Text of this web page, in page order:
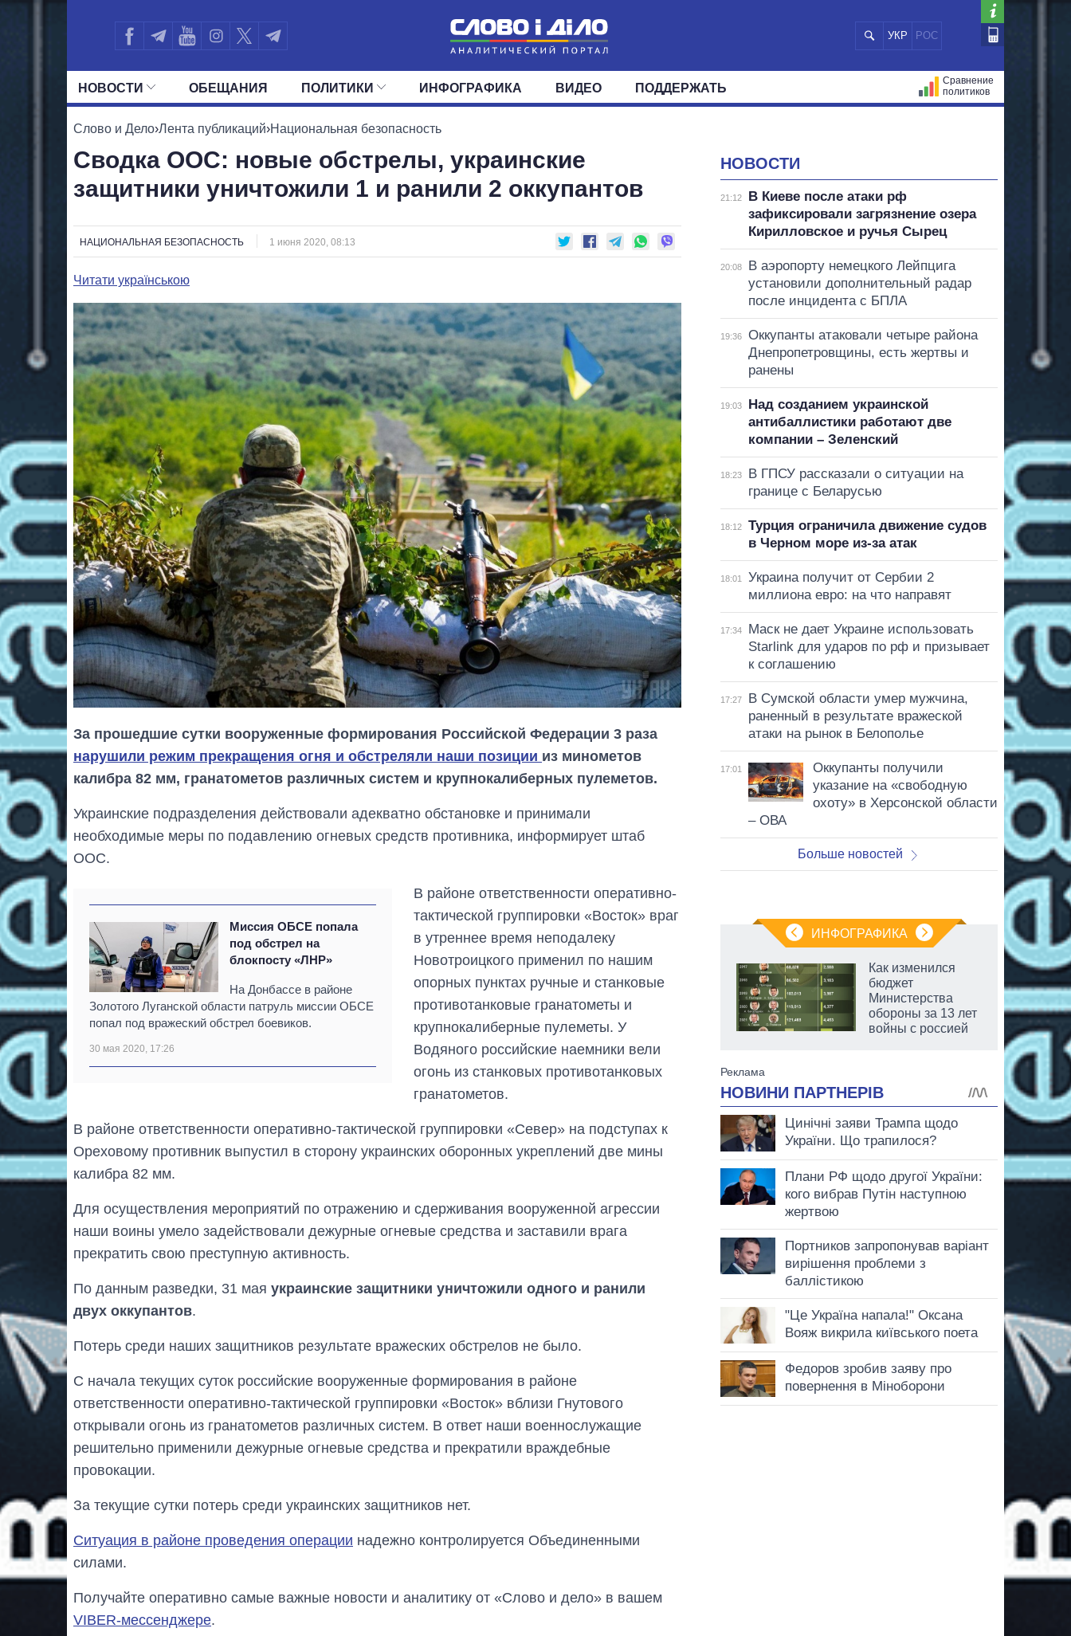
УКР РОС
НОВОСТИ
ЛЕНТА СОБЫТИЯ
ПОЛИТИКА ЭКОНОМИКА ОБЩЕСТВО
ОБЕЩАНИЯ ПОЛИТИКИ
ВСЕ ПОЛИТИКИ ПРЕЗИДЕНТ И ОФИС ВЕРХОВНАЯ РАДА
ДЕПУТАТЫ КОМИТЕТЫ ФРАКЦИИ
ИНФОГРАФИКА ВИДЕО ПОДДЕРЖАТЬ
Сравнение
политиков
Слово и Дело›Лента публикаций›Национальная безопасность
Сводка ООС: новые обстрелы, украинские
защитники уничтожили 1 и ранили 2 оккупантов
НАЦИОНАЛЬНАЯ БЕЗОПАСНОСТЬ 1 июня 2020, 08:13
Читати українською
За прошедшие сутки вооруженные формирования Российской Федерации 3 раза
нарушили режим прекращения огня и обстреляли наши позиции из минометов
калибра 82 мм, гранатометов различных систем и крупнокалиберных пулеметов.
Украинские подразделения действовали адекватно обстановке и принимали
необходимые меры по подавлению огневых средств противника, информирует штаб
ООС.
Миссия ОБСЕ попала
под обстрел на
блокпосту «ЛНР»
На Донбассе в районе
Золотого Луганской области патруль миссии ОБСЕ
попал под вражеский обстрел боевиков.
30 мая 2020, 17:26
В районе ответственности оперативно-
тактической группировки «Восток» враг
в утреннее время неподалеку
Новотроицкого применил по нашим
опорных пунктах ручные и станковые
противотанковые гранатометы и
крупнокалиберные пулеметы. У
Водяного российские наемники вели
огонь из станковых противотанковых
гранатометов.
В районе ответственности оперативно-тактической группировки «Север» на подступах к
Ореховому противник выпустил в сторону украинских оборонных укреплений две мины
калибра 82 мм.
Для осуществления мероприятий по отражению и сдерживания вооруженной агрессии
наши воины умело задействовали дежурные огневые средства и заставили врага
прекратить свою преступную активность.
По данным разведки, 31 мая украинские защитники уничтожили одного и ранили
двух оккупантов.
Потерь среди наших защитников результате вражеских обстрелов не было.
С начала текущих суток российские вооруженные формирования в районе
ответственности оперативно-тактической группировки «Восток» вблизи Гнутового
открывали огонь из гранатометов различных систем. В ответ наши военнослужащие
решительно применили дежурные огневые средства и прекратили враждебные
провокации.
За текущие сутки потерь среди украинских защитников нет.
Ситуация в районе проведения операции надежно контролируется Объединенными
силами.
Получайте оперативно самые важные новости и аналитику от «Слово и дело» в вашем
VIBER-мессенджере.
НОВОСТИ
21:12
В Киеве после атаки рф
зафиксировали загрязнение озера
Кирилловское и ручья Сырец
20:08
В аэропорту немецкого Лейпцига
установили дополнительный радар
после инцидента с БПЛА
19:36
Оккупанты атаковали четыре района
Днепропетровщины, есть жертвы и
ранены
19:03
Над созданием украинской
антибаллистики работают две
компании – Зеленский
18:23
В ГПСУ рассказали о ситуации на
границе с Беларусью
18:12
Турция ограничила движение судов
в Черном море из-за атак
18:01
Украина получит от Сербии 2
миллиона евро: на что направят
17:34
Маск не дает Украине использовать
Starlink для ударов по рф и призывает
к соглашению
17:27
В Сумской области умер мужчина,
раненный в результате вражеской
атаки на рынок в Белополье
17:01
Оккупанты получили
указание на «свободную
охоту» в Херсонской области
– ОВА
Больше новостей
ИНФОГРАФИКА
Дефицит памяти:
как вырос спрос
последние годы и
что прогнозируют
на 2027-й
Как изменился
бюджет
Министерства
обороны за 13 лет
войны с россией